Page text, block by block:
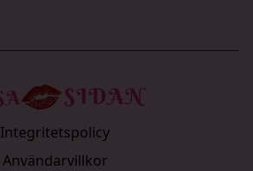
Integritetspolicy
Användarvillkor